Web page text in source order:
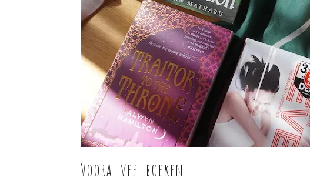
Vooral veel boeken